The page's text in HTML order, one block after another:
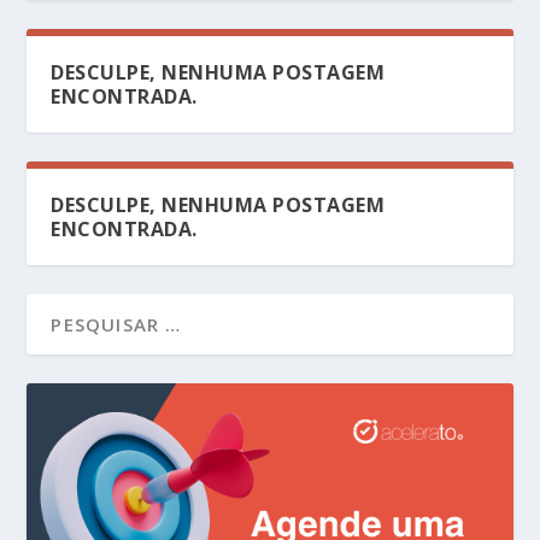
DESCULPE, NENHUMA POSTAGEM
ENCONTRADA.
DESCULPE, NENHUMA POSTAGEM
ENCONTRADA.